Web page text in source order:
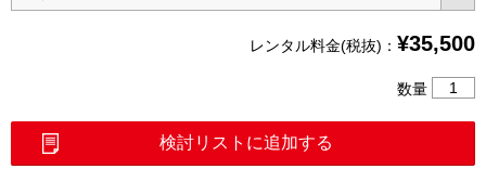
レンタル料金(税抜)： ¥35,500
数量
検討リストに追加する